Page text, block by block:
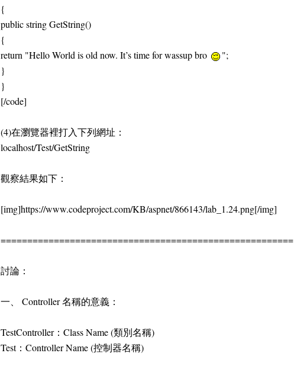
{
public string GetString()
{
return "Hello World is old now. It’s time for wassup bro
";
}
}
[/code]
(4)在瀏覽器裡打入下列網址：
localhost/Test/GetString
觀察結果如下：
[img]https://www.codeproject.com/KB/aspnet/866143/lab_1.24.png[/img]
=======================================================
討論：
一、 Controller 名稱的意義：
TestController：Class Name (類別名稱)
Test：Controller Name (控制器名稱)